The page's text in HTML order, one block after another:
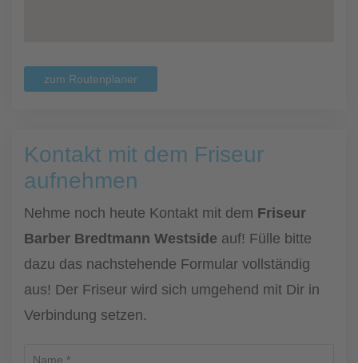
zum Routenplaner
Kontakt mit dem Friseur
aufnehmen
Nehme noch heute Kontakt mit dem Friseur
Barber Bredtmann Westside auf! Fülle bitte
dazu das nachstehende Formular vollständig
aus! Der Friseur wird sich umgehend mit Dir in
Verbindung setzen.